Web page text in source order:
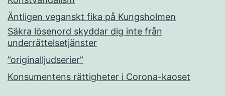
Äntligen veganskt fika på Kungsholmen
Säkra lösenord skyddar dig inte från
underrättelsetjänster
”originalljudserier”
Konsumentens rättigheter i Corona-kaoset